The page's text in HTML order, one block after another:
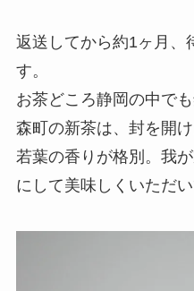
返送してから約1ヶ月、
す。
お茶どころ静岡の中で
森町の新茶は、封を開
若葉の香りが格別。我
にして美味しくいただい